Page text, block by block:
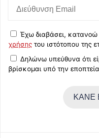
Έχω διαβάσει, κατανοώ
χρήσης του ιστότοπου της
Δηλώνω υπεύθυνα ότι
βρίσκομαι υπό την
ΚΑΝΕ